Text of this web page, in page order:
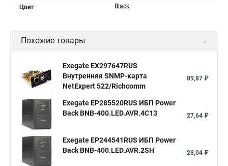
Цвет Black
Похожие товары
Exegate EX297647RUS
Внутренняя SNMP-карта
NetExpert 522/Richcomm
89,87 ₽
Exegate EP285520RUS ИБП Power
Back BNB-400.LED.AVR.4C13
27,64 ₽
Exegate EP244541RUS ИБП Power
Back BNB-400.LED.AVR.2SH
28,04 ₽